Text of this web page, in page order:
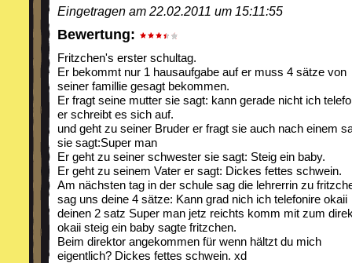
Eingetragen am 22.02.2011 um 15:11:55
Bewertung:
Fritzchen's erster schultag.
Er bekommt nur 1 hausaufgabe auf er muss 4 sätze von
seiner famillie gesagt bekommen.
Er fragt seine mutter sie sagt: kann gerade nicht ich
er schreibt es sich auf.
und geht zu seiner Bruder er fragt sie auch nach einem
sie sagt:Super man
Er geht zu seiner schwester sie sagt: Steig ein baby.
Er geht zu seinem Vater er sagt: Dickes fettes schwein.
Am nächsten tag in der schule sag die lehrerrin zu
sag uns deine 4 sätze: Kann grad nich ich telefonire okaii
deinen 2 satz Super man jetz reichts komm mit zum
okaii steig ein baby sagte fritzchen.
Beim direktor angekommen für wenn hältzt du mich
eigentlich? Dickes fettes schwein. xd